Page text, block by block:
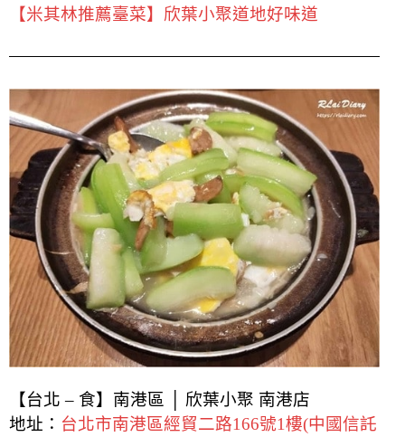
【米其林推薦臺菜】欣葉小聚道地好味道
【台北 – 食】南港區 │ 欣葉小聚 南港店
地址： 台北市南港區經貿二路166號1樓(中國信託